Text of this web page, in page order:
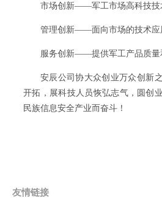
市场创新——军工市场高科技技
管理创新——面向市场的技术应
服务创新——提供军工产品质量
安辰公司协大众创业万众创新
开拓，展科技人员恢弘志气，圆创
民族信息安全产业而奋斗！
友情链接